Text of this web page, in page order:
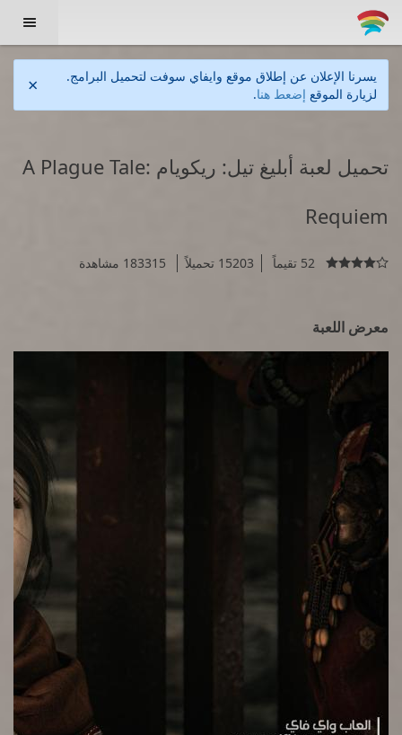

يسرنا الإعلان عن إطلاق موقع وايفاي سوفت لتحميل البرامج.
لزيارة الموقع إضعط هنا.
×
تحميل لعبة أبليغ تيل: ريكويام A Plague Tale:
Requiem
 52 تقيماً 15203 تحميلاً 183315 مشاهدة
معرض اللعبة